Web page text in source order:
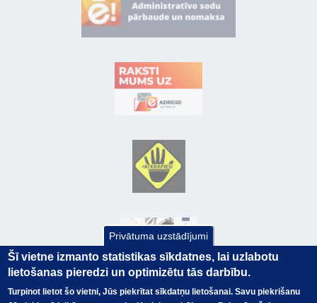
Privātuma uzstādījumi
Šī vietne izmanto statistikas sīkdatnes, lai uzlabotu
lietošanas pieredzi un optimizētu tās darbību.
Turpinot lietot šo vietni, Jūs piekrītat sīkdatņu lietošanai. Savu piekrišanu